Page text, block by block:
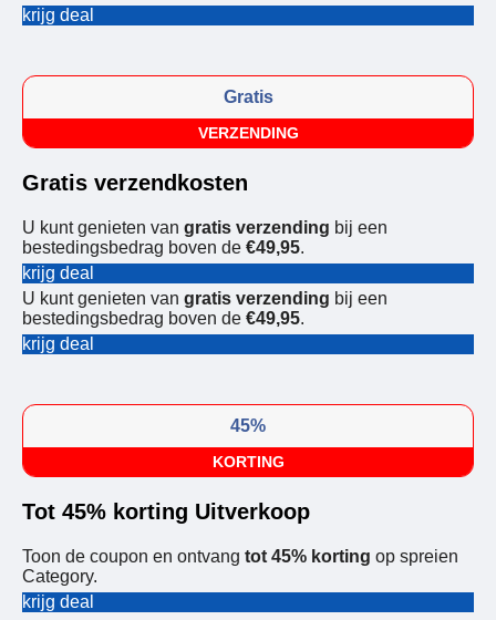
krijg deal
Gratis
VERZENDING
Gratis verzendkosten
U kunt genieten van gratis verzending bij een
bestedingsbedrag boven de €49,95.
krijg deal
U kunt genieten van gratis verzending bij een
bestedingsbedrag boven de €49,95.
krijg deal
45%
KORTING
Tot 45% korting Uitverkoop
Toon de coupon en ontvang tot 45% korting op spreien
Category.
krijg deal